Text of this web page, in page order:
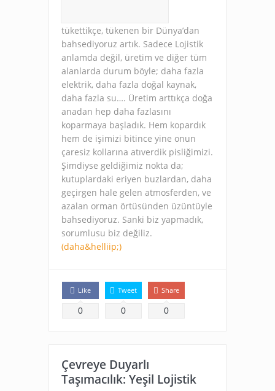
tükettikçe, tükenen bir Dünya’dan
bahsediyoruz artık. Sadece Lojistik
anlamda değil, üretim ve diğer tüm
alanlarda durum böyle; daha fazla
elektrik, daha fazla doğal kaynak,
daha fazla su…. Üretim arttıkça doğa
anadan hep daha fazlasını
koparmaya başladık. Hem kopardık
hem de işimizi bitince yine onun
çaresiz kollarına atıverdik pisliğimizi.
Şimdiyse geldiğimiz nokta da;
kutuplardaki eriyen buzlardan, daha
geçirgen hale gelen atmosferden, ve
azalan orman örtüsünden üzüntüyle
bahsediyoruz. Sanki biz yapmadık,
sorumlusu biz değiliz.
(daha&helliip;)
Like
0
Tweet
0
Share
0
Çevreye Duyarlı
Taşımacılık: Yeşil Lojistik